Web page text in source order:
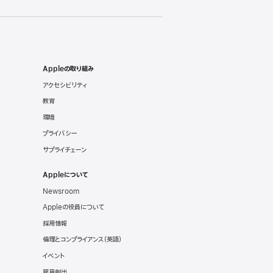
Appleの取り組み
アクセシビリティ
教育
環境
プライバシー
サプライチェーン
Appleについて
Newsroom
Appleの役員について
採用情報
倫理とコンプライアンス（英語）
イベント